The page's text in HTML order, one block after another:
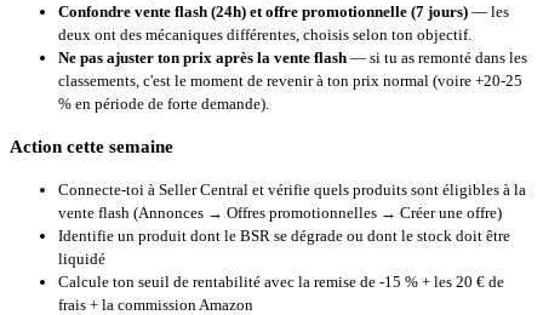
Confondre vente flash (24h) et offre promotionnelle (7 jours) — les
deux ont des mécaniques différentes, choisis selon ton objectif.
Ne pas ajuster ton prix après la vente flash — si tu as remonté dans les
classements, c'est le moment de revenir à ton prix normal (voire +20-25
% en période de forte demande).
Action cette semaine
Connecte-toi à Seller Central et vérifie quels produits sont éligibles à la
vente flash (Annonces → Offres promotionnelles → Créer une offre)
Identifie un produit dont le BSR se dégrade ou dont le stock doit être
liquidé
Calcule ton seuil de rentabilité avec la remise de -15 % + les 20 € de
frais + la commission Amazon